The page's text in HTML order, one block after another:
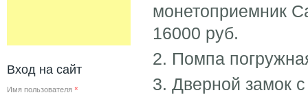
монетоприемник
16000 руб.
2. Помпа
3. Дверной замок
Вход на сайт
Имя пользователя *